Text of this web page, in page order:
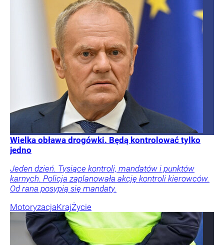
Wielka obława drogówki. Będą kontrolować tylko
jedno
Jeden dzień. Tysiące kontroli, mandatów i punktów
karnych. Policja zaplanowała akcję kontroli kierowców.
Od rana posypią się mandaty.
MotoryzacjaKrajŻycie